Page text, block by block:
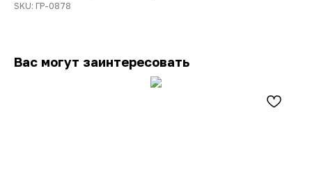
SKU: ГР-0878
Вас могут заинтересовать